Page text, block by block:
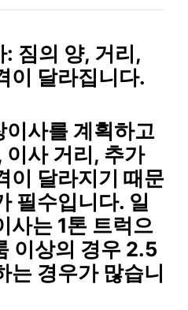
짐의 양, 거리,
이 달라집니다.
사를 계획하고
이사 거리, 추가
이 달라지기 때문
필수입니다. 일
사는 1톤 트럭으
이상의 경우 2.5
는 경우가 많습니